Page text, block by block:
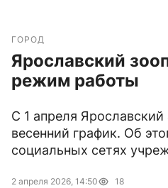
ГОРОД
Ярославский
режим работы
С 1 апреля
весенний график. Об
социальных сетях
2 апреля 2026, 14:50 18